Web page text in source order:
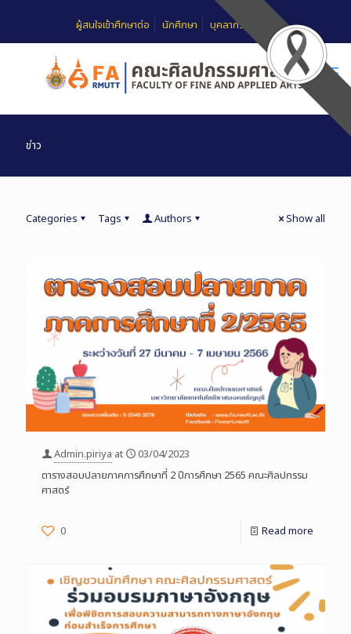
ผู้สนใจเข้าศึกษาต่อ นักศึกษา บุคลากร
ข่าว
Categories Tags Authors Show all
Admin.piriya at
03/04/2023
ตารางสอบปลายภาคการศึกษาที่ 2 ปีการศึกษา 2565 คณะศิลปกรรม
ศาสตร์
0 Read more